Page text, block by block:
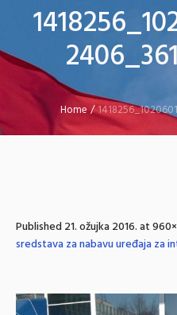
Home /
Published21. ožujka 2016.at
sredstava za nabavu uređaja za